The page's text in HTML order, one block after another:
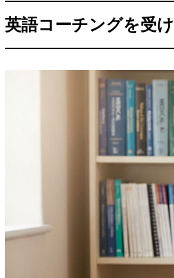
英語コーチングを受